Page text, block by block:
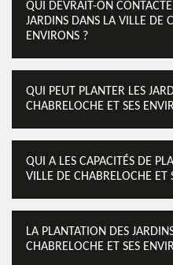
QUI DEVRAIT-ON
JARDINS DANS LA VILLE DE
ENVIRONS ?
QUI PEUT PLANTER LES
CHABRELOCHE ET SES
QUI A LES CAPACITÉS DE
VILLE DE CHABRELOCHE ET
LA PLANTATION DES
CHABRELOCHE ET SES